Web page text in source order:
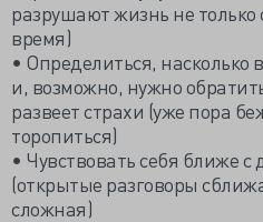
разрушают жизнь не только
время)
• Определиться,
и, возможно, нужно
развеет страхи (уже пора
торопиться)
• Чувствовать себя ближе
(открытые разговоры
сложная)